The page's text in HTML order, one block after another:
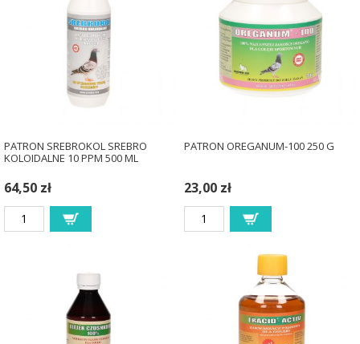
PATRON SREBROKOL SREBRO
KOLOIDALNE 10 PPM 500 ML
64,50 zł
PATRON OREGANUM-100 250 G
23,00 zł